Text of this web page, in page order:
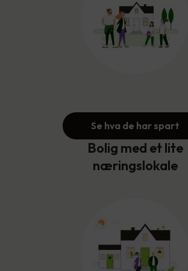
Se hva de har spart
Bolig med et lite
næringslokale